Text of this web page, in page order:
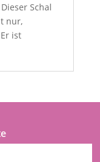
Schal
nur,
ist